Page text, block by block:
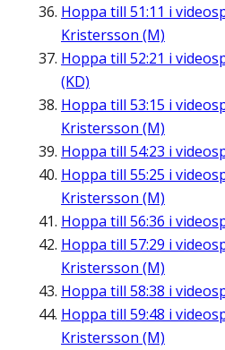
Hoppa till 51:11 i
Kristersson (M)
Hoppa till 52:21 i
(KD)
Hoppa till 53:15 i
Kristersson (M)
Hoppa till 54:23 i
Hoppa till 55:25 i
Kristersson (M)
Hoppa till 56:36 i
Hoppa till 57:29 i
Kristersson (M)
Hoppa till 58:38 i
Hoppa till 59:48 i
Kristersson (M)